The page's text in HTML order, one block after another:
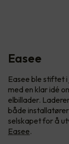
Easee
Easee ble stiftet
med en klar idé
elbillader.
både
selskapet for å
Easee.